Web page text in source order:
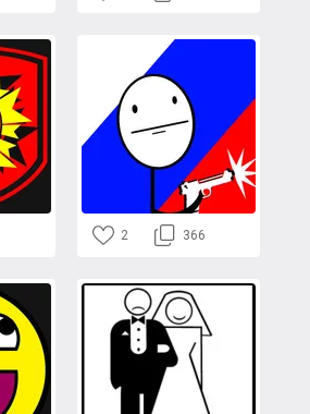
2 366